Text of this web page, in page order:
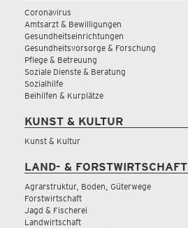
Coronavirus
Amtsarzt & Bewilligungen
Gesundheitseinrichtungen
Gesundheitsvorsorge & Forschung
Pflege & Betreuung
Soziale Dienste & Beratung
Sozialhilfe
Beihilfen & Kurplätze
KUNST & KULTUR
Kunst & Kultur
LAND- & FORSTWIRTSCHAFT
Agrarstruktur, Boden, Güterwege
Forstwirtschaft
Jagd & Fischerei
Landwirtschaft